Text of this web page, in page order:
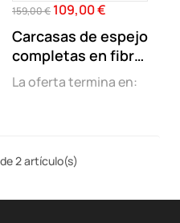
Precio
regular
159,00 € Precio
109,00 €
Carcasas de espejo
completas en fibra
de...
La oferta termina en:
2 artículo(s)